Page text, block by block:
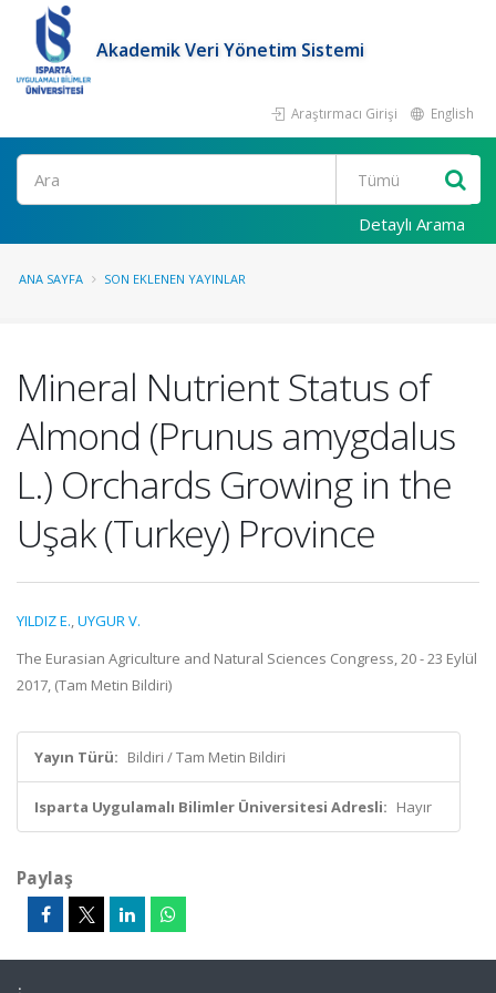
Akademik Veri Yönetim Sistemi
Araştırmacı Girişi English
Ara
Detaylı Arama
ANA SAYFA SON EKLENEN YAYINLAR
Mineral Nutrient Status of
Almond (Prunus amygdalus
L.) Orchards Growing in the
Uşak (Turkey) Province
YILDIZ E.,UYGUR V.
The Eurasian Agriculture and Natural Sciences Congress, 20 - 23 Eylül
2017, (Tam Metin Bildiri)
Yayın Türü: Bildiri / Tam Metin Bildiri
Isparta Uygulamalı Bilimler Üniversitesi Adresli: Hayır
Paylaş